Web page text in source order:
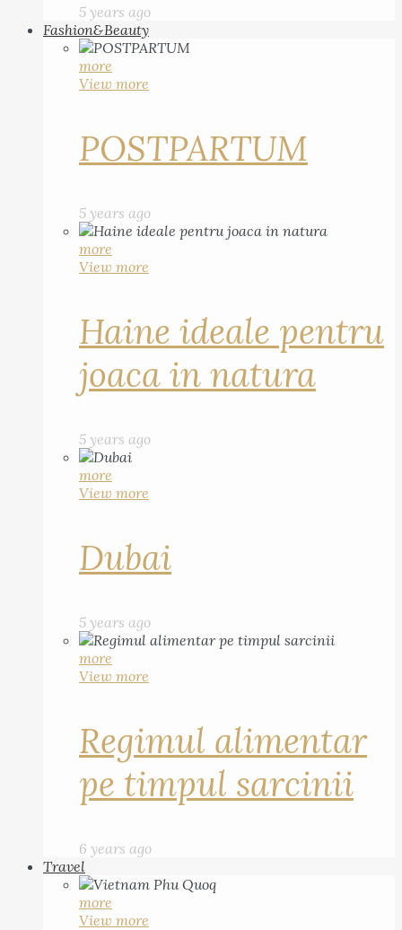
5 years ago
Fashion&Beauty
more
View more
POSTPARTUM
5 years ago
more
View more
Haine ideale pentru
joaca in natura
5 years ago
more
View more
Dubai
5 years ago
more
View more
Regimul alimentar
pe timpul sarcinii
6 years ago
Travel
more
View more